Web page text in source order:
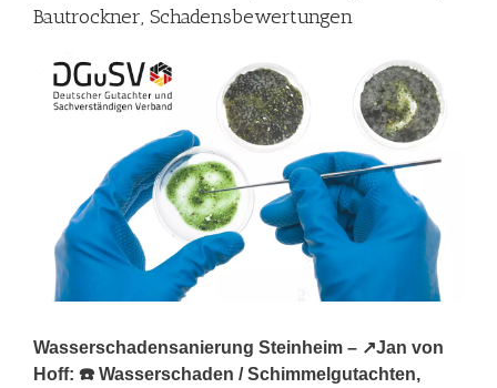
Bautrockner, Schadensbewertungen
Wasserschadensanierung Steinheim – ↗️Jan von
Hoff: ☎️ Wasserschaden / Schimmelgutachten,